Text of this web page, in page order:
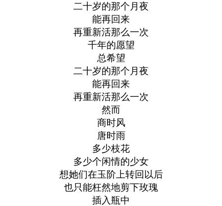
二十岁的那个月夜
能再回来
再重新活那么一次
千年的愿望
总希望
二十岁的那个月夜
能再回来
再重新活那么一次
然而
商时风
唐时雨
多少枝花
多少个闲情的少女
想她们在玉阶上转回以后
也只能枉然地剪下玫瑰
插入瓶中